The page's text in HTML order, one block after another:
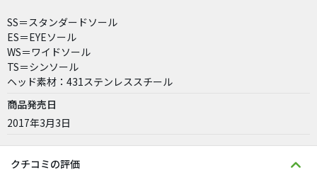
SS＝スタンダードソール
ES＝EYEソール
WS＝ワイドソール
TS＝シンソール
ヘッド素材：431ステンレススチール
商品発売日
2017年3月3日
クチコミの評価